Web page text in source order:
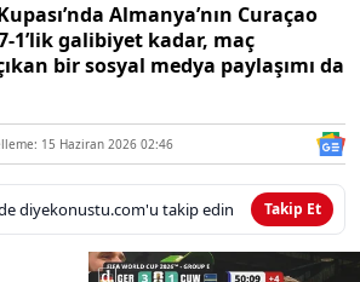
Almanya’nın Curaçao
7-1’lik galibiyet kadar, maç
bir sosyal medya paylaşımı da
15 Haziran 2026 02:46
diyekonustu.com'u takip edin Takip Et